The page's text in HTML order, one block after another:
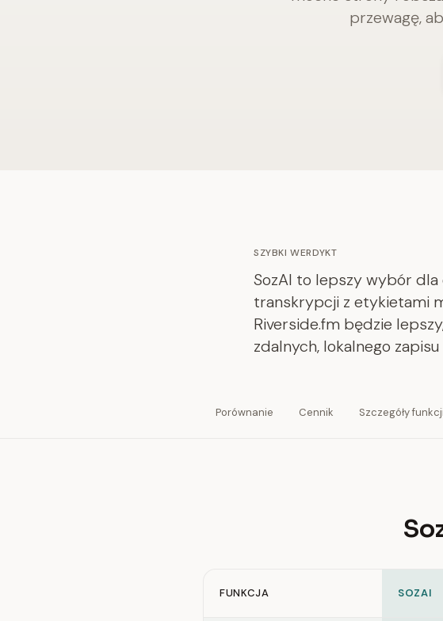
przewagę,
SZYBKI WERDYKT
SozAI to lepszy wybór
transkrypcji z etykietami
Riverside.fm będzie
zdalnych, lokalnego
Porównanie Cennik Szczegóły funkcji
FUNKCJA SOZAI